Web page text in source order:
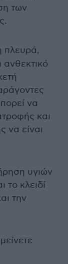
των
πλευρά,
ανθεκτικό
να
και
να είναι
υγιών
το κλειδί
την